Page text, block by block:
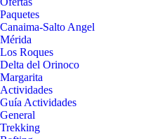
Paquetes
Canaima-Salto Angel
Mérida
Los Roques
Delta del Orinoco
Margarita
Actividades
Guía Actividades
General
Trekking